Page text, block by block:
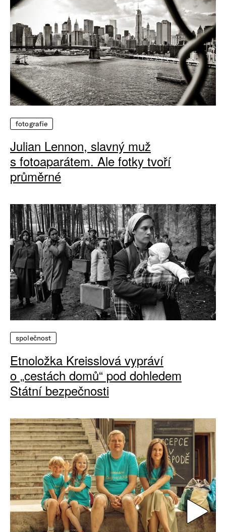
fotografie
Julian Lennon, slavný muž
s fotoaparátem. Ale fotky tvoří
průměrné
společnost
Etnoložka Kreisslová vypráví
o „cestách domů“ pod dohledem
Státní bezpečnosti